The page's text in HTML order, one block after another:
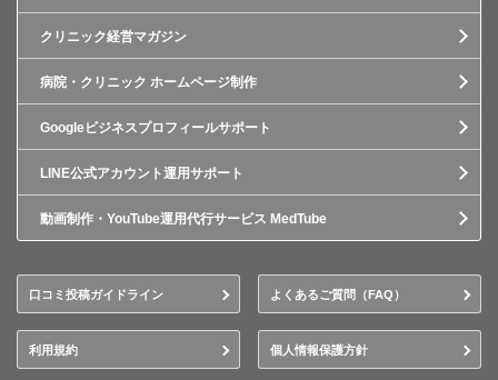
クリニック経営マガジン
病院・クリニック ホームページ制作
Googleビジネスプロフィールサポート
LINE公式アカウント運用サポート
動画制作・YouTube運用代行サービス MedTube
口コミ投稿ガイドライン よくあるご質問（FAQ）
利用規約 個人情報保護方針